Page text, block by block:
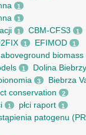
1
1
1 CBM-CFS3 1
1 EFIMOD 1
aboveground biomass
1 Dolina Biebrzy
3 Biebrza
conservation 2
1 płci raport 1
patogenu